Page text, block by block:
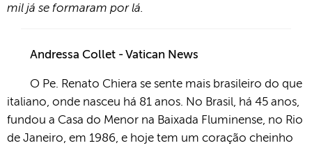
mil já se formaram por lá.
Andressa Collet - Vatican News
O Pe. Renato Chiera se sente mais brasileiro do que
italiano, onde nasceu há 81 anos. No Brasil, há 45 anos,
fundou a Casa do Menor na Baixada Fluminense, no Rio
de Janeiro, em 1986, e hoje tem um coração cheinho